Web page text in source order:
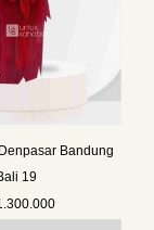
Bandung
19